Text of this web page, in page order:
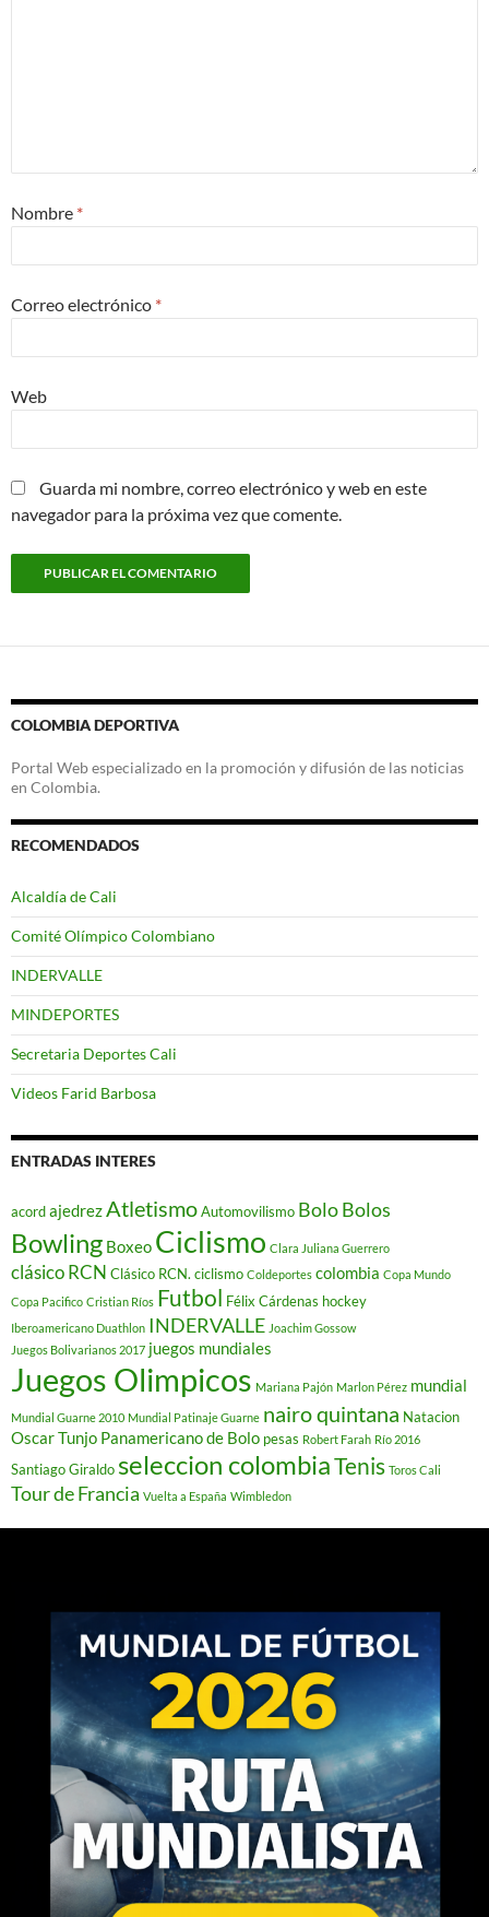
Nombre *
Correo electrónico *
Web
Guarda mi nombre, correo electrónico y web en este
navegador para la próxima vez que comente.
COLOMBIA DEPORTIVA
Portal Web especializado en la promoción y difusión de las noticias
en Colombia.
RECOMENDADOS
Alcaldía de Cali
Comité Olímpico Colombiano
INDERVALLE
MINDEPORTES
Secretaria Deportes Cali
Videos Farid Barbosa
ENTRADAS INTERES
acordajedrez AtletismoAutomovilismo BoloBolos
Bowling Boxeo Ciclismo Clara Juliana Guerrero
clásico RCN Clásico RCN. ciclismo Coldeportes colombia Copa Mundo
Copa Pacifico Cristian Ríos Futbol Félix Cárdenas hockey
Iberoamericano Duathlon INDERVALLE Joachim Gossow
Juegos Bolivarianos 2017 juegos mundiales
Juegos Olimpicos Mariana Pajón Marlon Pérez mundial
Mundial Guarne 2010 Mundial Patinaje Guarne nairo quintana Natacion
Oscar Tunjo Panamericano de Bolo pesas Robert Farah Río 2016
Santiago Giraldo seleccion colombiaTenis Toros Cali
Tour de Francia Vuelta a España Wimbledon